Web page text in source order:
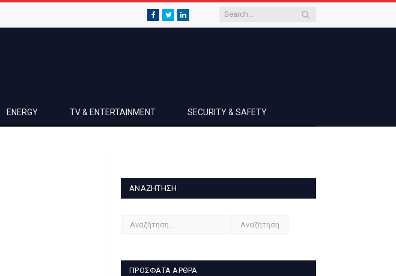
Facebook
TwitterLinkedIn
ENERGY TV & ENTERTAINMENT SECURITY & SAFETY
ΑΝΑΖΉΤΗΣΗ
ΠΡΌΣΦΑΤΑ ΆΡΘΡΑ